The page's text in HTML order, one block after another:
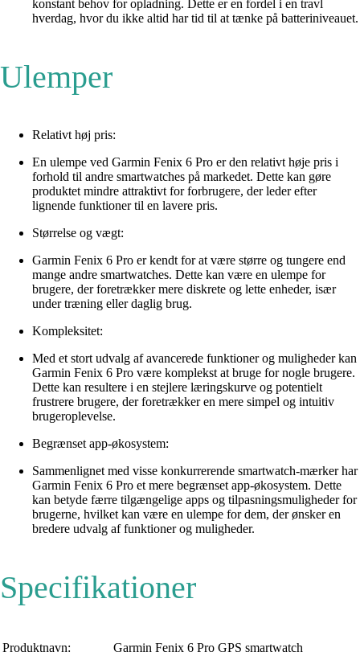
konstant behov for opladning. Dette er en fordel i en travl
hverdag, hvor du ikke altid har tid til at tænke på batteriniveauet.
Ulemper
Relativt høj pris:
En ulempe ved Garmin Fenix 6 Pro er den relativt høje pris i
forhold til andre smartwatches på markedet. Dette kan gøre
produktet mindre attraktivt for forbrugere, der leder efter
lignende funktioner til en lavere pris.
Størrelse og vægt:
Garmin Fenix 6 Pro er kendt for at være større og tungere end
mange andre smartwatches. Dette kan være en ulempe for
brugere, der foretrækker mere diskrete og lette enheder, især
under træning eller daglig brug.
Kompleksitet:
Med et stort udvalg af avancerede funktioner og muligheder kan
Garmin Fenix 6 Pro være komplekst at bruge for nogle brugere.
Dette kan resultere i en stejlere læringskurve og potentielt
frustrere brugere, der foretrækker en mere simpel og intuitiv
brugeroplevelse.
Begrænset app-økosystem:
Sammenlignet med visse konkurrerende smartwatch-mærker har
Garmin Fenix 6 Pro et mere begrænset app-økosystem. Dette
kan betyde færre tilgængelige apps og tilpasningsmuligheder for
brugerne, hvilket kan være en ulempe for dem, der ønsker en
bredere udvalg af funktioner og muligheder.
Specifikationer
Produktnavn:
Garmin Fenix 6 Pro GPS smartwatch